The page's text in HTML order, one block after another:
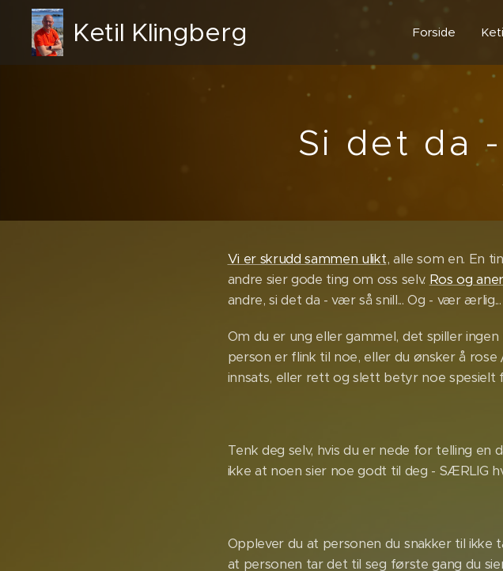
Ketil Klingberg Forside
Si det da
Vi er skrudd sammen ulikt, alle som en. En
andre sier gode ting om oss selv. Ros og
andre, si det da - vær så snill... Og - vær ærlig...
Om du er ung eller gammel, det spiller
person er flink til noe, eller du ønsker å
innsats, eller rett og slett betyr noe spesielt
Tenk deg selv, hvis du er nede for telling
ikke at noen sier noe godt til deg - SÆRLIG
Opplever du at personen du snakker til ikke
at personen tar det til seg første gang du